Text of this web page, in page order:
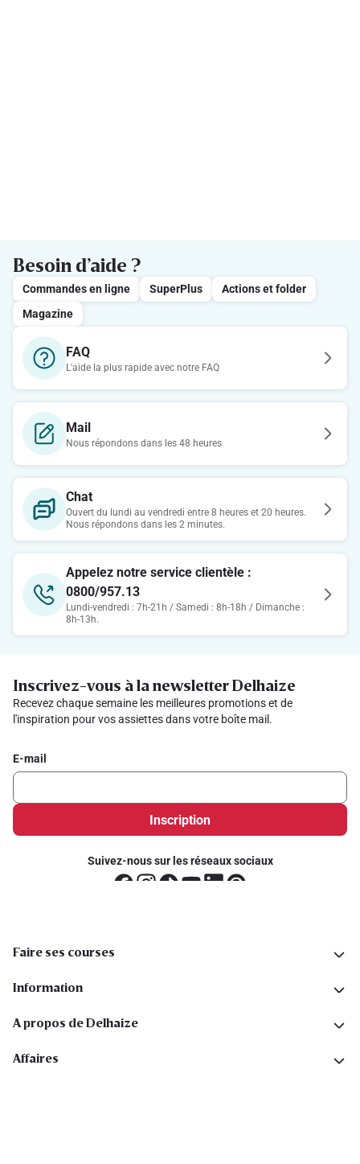
Besoin d’aide ?
Commandes en ligne SuperPlus
Actions et folder
Magazine
FAQ
L'aide la plus rapide avec notre FAQ
Mail
Nous répondons dans les 48 heures
Chat
Ouvert du lundi au vendredi entre 8 heures et 20 heures.
Nous répondons dans les 2 minutes.
Appelez notre service clientèle :
0800/957.13
Lundi-vendredi : 7h-21h / Samedi : 8h-18h / Dimanche :
8h-13h.
Inscrivez-vous à la newsletter Delhaize
Recevez chaque semaine les meilleures promotions et de
l'inspiration pour vos assiettes dans votre boîte mail.
E-mail
Inscription
Suivez-nous sur les réseaux sociaux
Faire ses courses
Information
A propos de Delhaize
Affaires